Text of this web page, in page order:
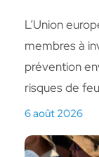
L’Union
membres à
prévention
risques de
6 août 2026